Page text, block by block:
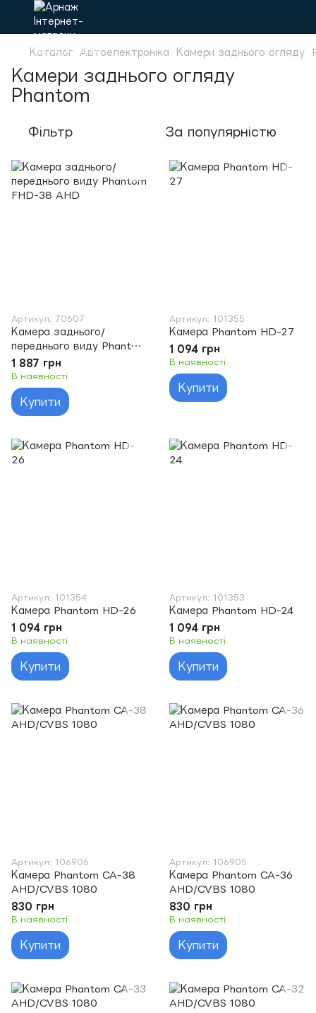
Каталог Автоелектроніка Камери заднього огляду
Камери заднього огляду
Phantom
Фільтр За популярністю
Артикул: 70607
Камера заднього/
переднього виду Phantom
FHD-38 AHD
1 887 грн
В наявності
Купити
Артикул: 101355
Камера Phantom HD-27
1 094 грн
В наявності
Купити
Артикул: 101354
Камера Phantom HD-26
1 094 грн
В наявності
Купити
Артикул: 101353
Камера Phantom HD-24
1 094 грн
В наявності
Купити
Артикул: 106906
Камера Phantom CA-38
AHD/CVBS 1080
830 грн
В наявності
Купити
Артикул: 106905
Камера Phantom CA-36
AHD/CVBS 1080
830 грн
В наявності
Купити